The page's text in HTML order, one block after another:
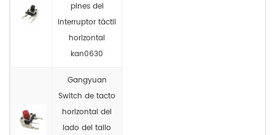
pines del
interruptor táctil
horizontal
kan0630
Gangyuan
Switch de tacto
horizontal del
lado del tallo